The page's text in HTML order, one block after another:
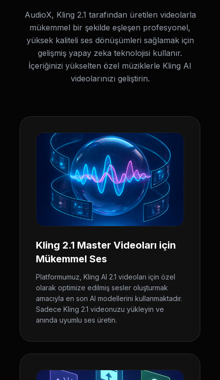
AudioX, Kling 2.1 tarafından üretilen videolarla
mükemmel bir şekilde eşleşen profesyonel,
yüksek kaliteli ses dönüşümleri sağlamak için
gelişmiş yapay zeka teknolojisi kullanır.
İçeriğinizi yükselten özel müziklerle Kling AI
videolarınızı geliştirin.
Kling 2.1 Master Videoları için
Mükemmel Ses
Platformumuz, Kling AI 2.1 videoları için özel
olarak optimize edilmiş sesler oluşturmak
amacıyla en son AI modellerini kullanmaktadır.
Sadece Kling 2.1 videonuzu yükleyin ve
anında uyumlu ses üretin.